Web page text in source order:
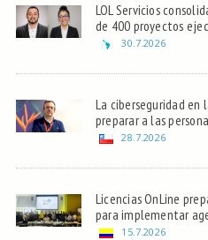
LOL Servicios
de 400 proyectos
30.7.2026
La ciberseguridad en
preparar a las
28.7.2026
Licencias OnLine
para implementar
15.7.2026